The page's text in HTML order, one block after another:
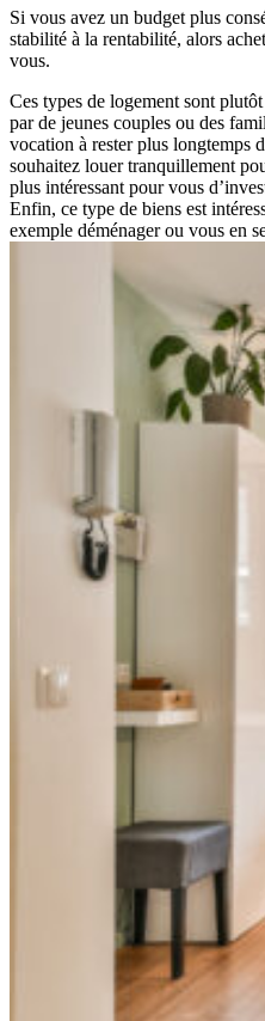
Si vous avez un budget plus
stabilité à la rentabilité, alors
vous.
Ces types de logement sont
par de jeunes couples ou des
vocation à rester plus longtemps
souhaitez louer tranquillement
plus intéressant pour vous
Enfin, ce type de biens est
exemple déménager ou vous en